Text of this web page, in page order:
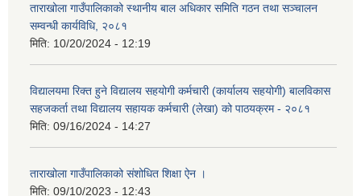
ताराखोला गाउँपालिकाको स्थानीय बाल अधिकार समिति गठन तथा सञ्चालन
सम्वन्धी कार्यविधि, २०८१
मिति: 10/20/2024 - 12:19
विद्यालयमा रिक्त हुने विद्यालय सहयोगी कर्मचारी (कार्यालय सहयोगी) बालविकास
सहजकर्ता तथा विद्यालय सहायक कर्मचारी (लेखा) को पाठयक्रम - २०८१
मिति: 09/16/2024 - 14:27
ताराखोला गाउँपालिकाको संशोधित शिक्षा ऐन ।
मिति: 09/10/2023 - 12:43